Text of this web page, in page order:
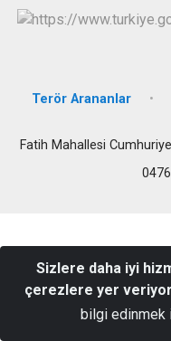
Terör Arananlar
Fatih Mahallesi
Sizlere daha iyi
çerezlere yer
bilgi edinmek